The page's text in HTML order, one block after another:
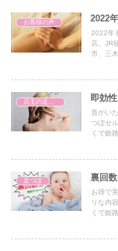
お客様の声 2022
2022年
店。JR
市、三
即効
首がい
つぼセ
くで姫
足つぼ 裏回
お得で
リな内
くで姫